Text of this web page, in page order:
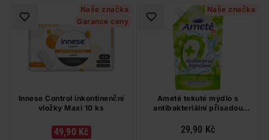
Naše značka
Garance ceny
Innese Control inkontinenční
vložky Maxi 10 ks
49,90 Kč
Naše značka
Ameté tekuté mýdlo s
antibakteriální přísadou
29,90 Kč